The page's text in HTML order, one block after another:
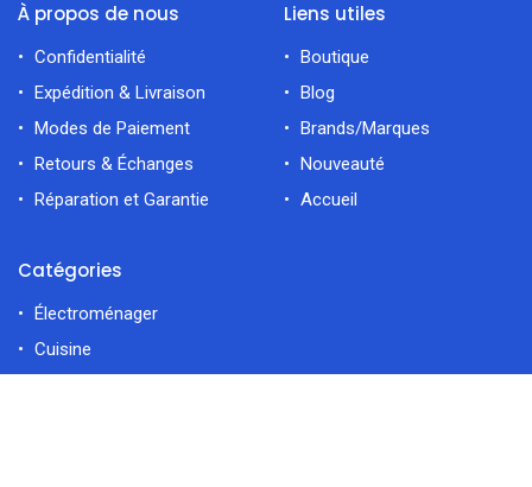
À propos de nous
Confidentialité
Expédition & Livraison
Modes de Paiement
Retours & Échanges
Réparation et Garantie
Liens utiles
Boutique
Blog
Brands/Marques
Nouveauté
Accueil
Catégories
Électroménager
Cuisine